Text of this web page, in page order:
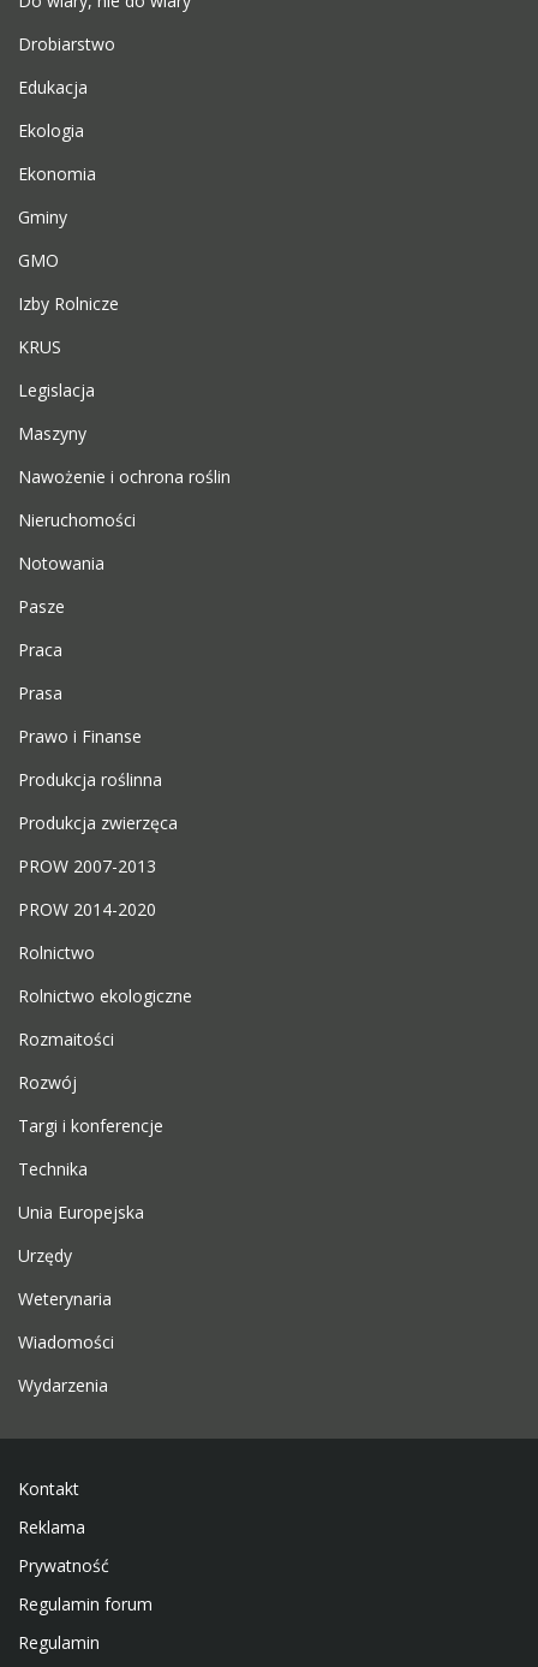
Drobiarstwo
Edukacja
Ekologia
Ekonomia
Gminy
GMO
Izby Rolnicze
KRUS
Legislacja
Maszyny
Nawożenie i ochrona roślin
Nieruchomości
Notowania
Pasze
Praca
Prasa
Prawo i Finanse
Produkcja roślinna
Produkcja zwierzęca
PROW 2007-2013
PROW 2014-2020
Rolnictwo
Rolnictwo ekologiczne
Rozmaitości
Rozwój
Targi i konferencje
Technika
Unia Europejska
Urzędy
Weterynaria
Wiadomości
Wydarzenia
Kontakt
Reklama
Prywatność
Regulamin forum
Regulamin